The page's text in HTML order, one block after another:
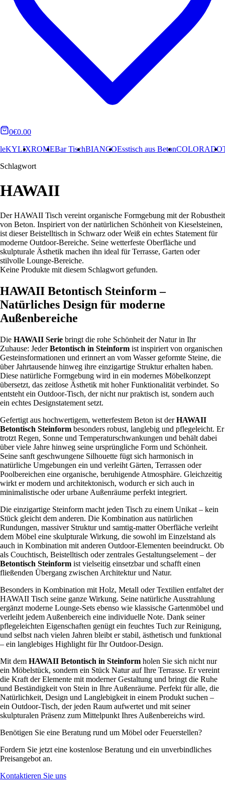
0€0.00
ROMEBar TischBIANCOEsstisch aus BetonCOLORADO
Schlagwort
HAWAII
Der HAWAII Tisch vereint organische Formgebung mit der Robustheit
von Beton. Inspiriert von der natürlichen Schönheit von Kieselsteinen,
ist dieser Beistelltisch in Schwarz oder Weiß ein echtes Statement für
moderne Outdoor-Bereiche. Seine wetterfeste Oberfläche und
skulpturale Ästhetik machen ihn ideal für Terrasse, Garten oder
stilvolle Lounge-Bereiche.
Keine Produkte mit diesem Schlagwort gefunden.
HAWAII Betontisch Steinform –
Natürliches Design für moderne
Außenbereiche
Die HAWAII Serie bringt die rohe Schönheit der Natur in Ihr
Zuhause: JederBetontisch in Steinform ist inspiriert von organischen
Gesteinsformationen und erinnert an vom Wasser geformte Steine, die
über Jahrtausende hinweg ihre einzigartige Struktur erhalten haben.
Diese natürliche Formgebung wird in ein modernes Möbelkonzept
übersetzt, das zeitlose Ästhetik mit hoher Funktionalität verbindet. So
entsteht ein Outdoor-Tisch, der nicht nur praktisch ist, sondern auch
ein echtes Designstatement setzt.
Gefertigt aus hochwertigem, wetterfestem Beton ist derHAWAII
Betontisch Steinform besonders robust, langlebig und pflegeleicht. Er
trotzt Regen, Sonne und Temperaturschwankungen und behält dabei
über viele Jahre hinweg seine ursprüngliche Form und Schönheit.
Seine sanft geschwungene Silhouette fügt sich harmonisch in
natürliche Umgebungen ein und verleiht Gärten, Terrassen oder
Poolbereichen eine organische, beruhigende Atmosphäre. Gleichzeitig
wirkt er modern und architektonisch, wodurch er sich auch in
minimalistische oder urbane Außenräume perfekt integriert.
Die einzigartige Steinform macht jeden Tisch zu einem Unikat – kein
Stück gleicht dem anderen. Die Kombination aus natürlichen
Rundungen, massiver Struktur und samtig-matter Oberfläche verleiht
dem Möbel eine skulpturale Wirkung, die sowohl im Einzelstand als
auch in Kombination mit anderen Outdoor-Elementen beeindruckt. Ob
als Couchtisch, Beistelltisch oder zentrales Gestaltungselement – der
Betontisch Steinform ist vielseitig einsetzbar und schafft einen
fließenden Übergang zwischen Architektur und Natur.
Besonders in Kombination mit Holz, Metall oder Textilien entfaltet der
HAWAII Tisch seine ganze Wirkung. Seine natürliche Ausstrahlung
ergänzt moderne Lounge-Sets ebenso wie klassische Gartenmöbel und
verleiht jedem Außenbereich eine individuelle Note. Dank seiner
pflegeleichten Eigenschaften genügt ein feuchtes Tuch zur Reinigung,
und selbst nach vielen Jahren bleibt er stabil, ästhetisch und funktional
– ein langlebiges Highlight für Ihr Outdoor-Design.
Mit dem HAWAII Betontisch in Steinform holen Sie sich nicht nur
ein Möbelstück, sondern ein Stück Natur auf Ihre Terrasse. Er vereint
die Kraft der Elemente mit moderner Gestaltung und bringt die Ruhe
und Beständigkeit von Stein in Ihre Außenräume. Perfekt für alle, die
Natürlichkeit, Design und Langlebigkeit in einem Produkt suchen –
ein Outdoor-Tisch, der jeden Raum aufwertet und mit seiner
skulpturalen Präsenz zum Mittelpunkt Ihres Außenbereichs wird.
Benötigen Sie eine Beratung rund um Möbel oder Feuerstellen?
Fordern Sie jetzt eine kostenlose Beratung und ein unverbindliches
Preisangebot an.
Kontaktieren Sie uns